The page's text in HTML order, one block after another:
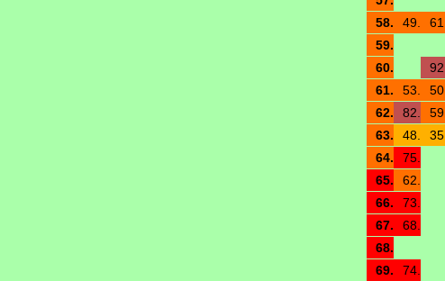
58.
49. 61.
59.
60.
92.
61.
53. 50.
62.
82. 59.
63.
48. 35.
64.
75.
65.
62.
66.
73.
67.
68.
68.
69.
74.